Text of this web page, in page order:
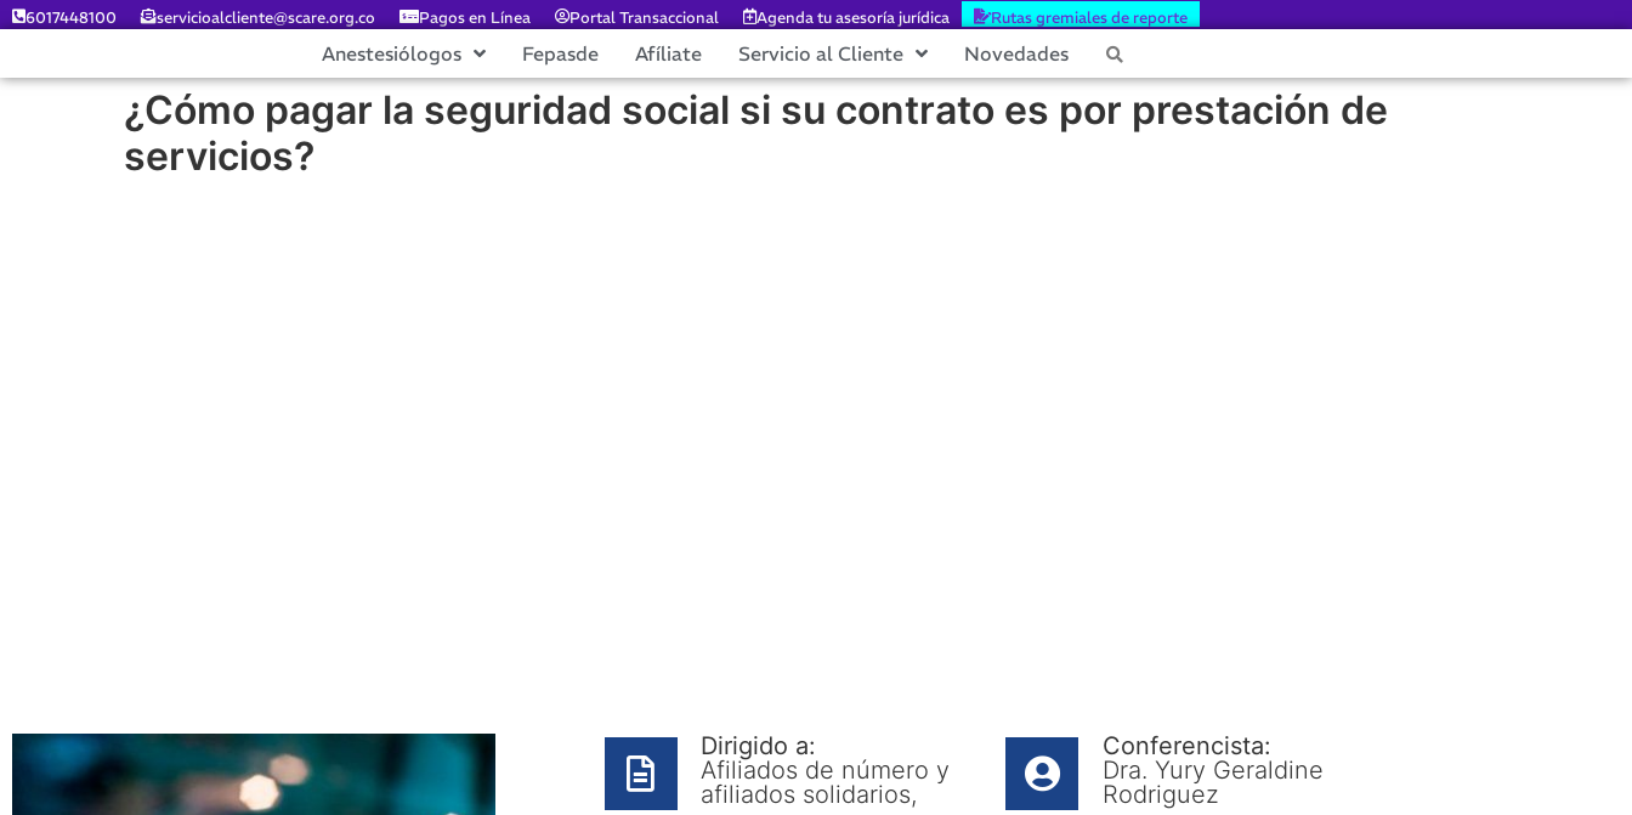
6017448100 servicioalcliente@scare.org.co Pagos en Línea Portal Transaccional Agenda tu asesoría jurídica Rutas gremiales de reporte
Anestesiólogos Fepasde Afíliate Servicio al Cliente Novedades
¿Cómo pagar la seguridad social si su contrato es por prestación de
servicios?
Dirigido a:
Afiliados de número y
afiliados solidarios,
Conferencista:
Dra. Yury Geraldine
Rodriguez